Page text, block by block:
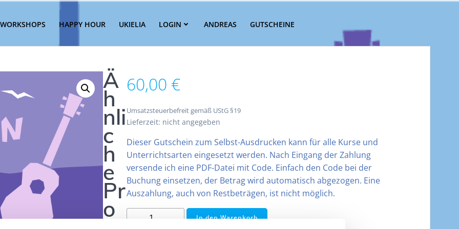
WORKSHOPS HAPPY HOUR UKIELIA LOGIN ANDREAS GUTSCHEINE
60,00 €
Umsatzsteuerbefreit gemäß UStG §19
Lieferzeit: nicht angegeben
Dieser Gutschein zum Selbst-Ausdrucken kann für alle Kurse und
Unterrichtsarten eingesetzt werden. Nach Eingang der Zahlung
versende ich eine PDF-Datei mit Code. Einfach den Code bei der
Buchung einsetzen, der Betrag wird automatisch abgezogen. Eine
Auszahlung, auch von Restbeträgen, ist nicht möglich.
Gutschein
In den Warenkorb
Ä
h
nli
c
h
e
Pr
o